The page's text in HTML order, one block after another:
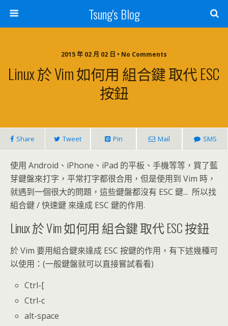
Tsung's Blog
2015 年 02 月 02 日 • No Comments
Linux 於 Vim 如何用 組合鍵 取代 ESC
按鈕
Share Tweet Pin Mail SMS
使用 Android、iPhone、iPad 的平板、手機等等，買了藍
芽鍵盤來打字，平常打字都很合用，但是使用到 Vim 時，
就遇到一個很大的問題，這些鍵盤都沒有 ESC 鍵... 所以找
組合鍵 / 快速鍵 來達成 ESC 鍵的作用.
Linux 於 Vim 如何用 組合鍵 取代 ESC 按鈕
於 Vim 要用組合鍵來達成 ESC 按鍵的作用，有下述幾種可
以使用：(一般鍵盤就可以直接嘗試看看)
Ctrl-[
Ctrl-c
alt-space